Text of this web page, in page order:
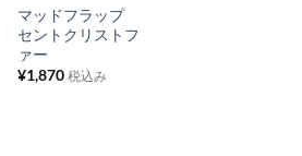
入
リ
マッドフラップ
セントクリストフ
ァー
¥1,870 税込み